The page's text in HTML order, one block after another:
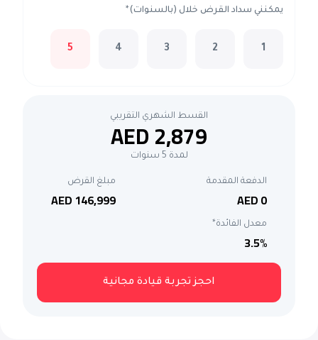
يمكنني سداد القرض خلال (بالسنوات)*
1
2
3
4
5
القسط الشهري التقريبي
AED 2,879
لمدة 5 سنوات
الدفعة المقدمة
AED 0
مبلغ القرض
AED 146,999
معدل الفائدة*
3.5%
احجز تجربة قيادة مجانية